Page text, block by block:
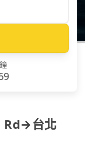
Rd→台北